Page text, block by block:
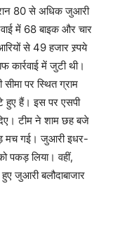
80 से अधिक जुआरी
में 68 बाइक और चार
से 49 हजार स्र्पये
में जुटी थी।
पर स्थित ग्राम
हुए हैं। इस पर एसपी
टीम ने शाम छह बजे
मच गई। जुआरी इधर-
पकड़ लिया। वहीं,
जुआरी बलौदाबाजार